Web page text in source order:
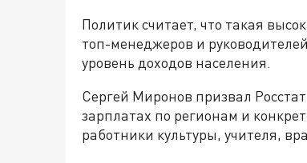
Политик считает, что такая
топ-менеджеров и
уровень доходов населения.
Сергей Миронов призвал
зарплатах по регионам и
работники культуры, учителя,